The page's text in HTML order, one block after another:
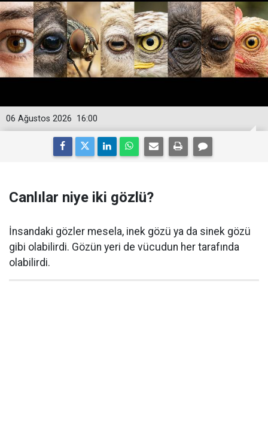
16:00
06 Ağustos 2026
Canlılar niye iki gözlü?
İnsandaki gözler mesela, inek gözü ya da sinek gözü
gibi olabilirdi. Gözün yeri de vücudun her tarafında
olabilirdi.